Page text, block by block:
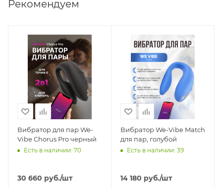
Рекомендуем
Вибратор для пар We-
Vibe Chorus Pro черный
Есть в наличии: 70
30 660 руб./шт
Вибратор We-Vibe Match
для пар, голубой
Есть в наличии: 39
14 180 руб./шт